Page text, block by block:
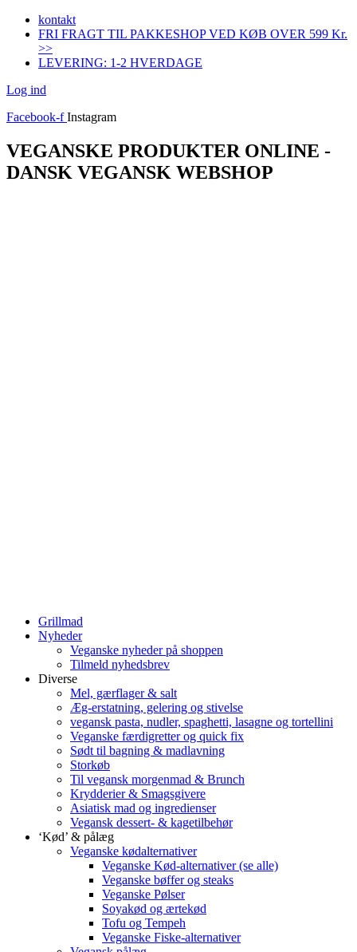
Videre
indhold
kontakt
FRI FRAGT TIL PAKKESHOP VED KØB OVER 599 Kr.
>>
LEVERING: 1-2 HVERDAGE
Log ind
Facebook-f Instagram
VEGANSKE PRODUKTER ONLINE -
DANSK VEGANSK WEBSHOP
Grillmad
Nyheder
Veganske nyheder på shoppen
Tilmeld nyhedsbrev
Diverse
Mel, gærflager & salt
Æg-erstatning, gelering og stivelse
vegansk pasta, nudler, spaghetti, lasagne og tortellini
Veganske færdigretter og quick fix
Sødt til bagning & madlavning
Storkøb
Til vegansk morgenmad & Brunch
Krydderier & Smagsgivere
Asiatisk mad og ingredienser
Vegansk dessert- & kagetilbehør
‘Kød’ & pålæg
Veganske kødalternativer
Veganske Kød-alternativer (se alle)
Veganske bøffer og steaks
Veganske Pølser
Soyakød og ærtekød
Tofu og Tempeh
Veganske Fiske-alternativer